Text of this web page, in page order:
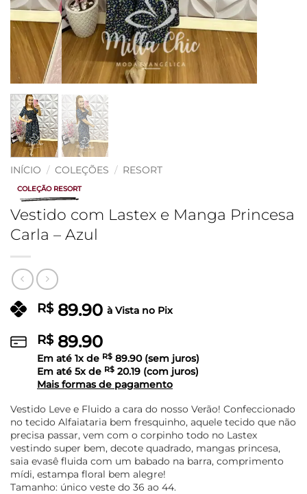
INÍCIO / COLEÇÕES / RESORT
COLEÇÃO RESORT
Vestido com Lastex e Manga Princesa
Carla – Azul
R$89.90 à Vista no Pix
R$89.90
Em até 1x de R$ 89.90(sem juros)
Em até 5x de R$ 20.19 (com juros)
Mais formas de pagamento
Vestido Leve e Fluido a cara do nosso Verão! Confeccionado
no tecido Alfaiataria bem fresquinho, aquele tecido que não
precisa passar, vem com o corpinho todo no Lastex
vestindo super bem, decote quadrado, mangas princesa,
saia evasê fluida com um babado na barra, comprimento
mídi, estampa floral bem alegre!
Tamanho: único veste do 36 ao 44.